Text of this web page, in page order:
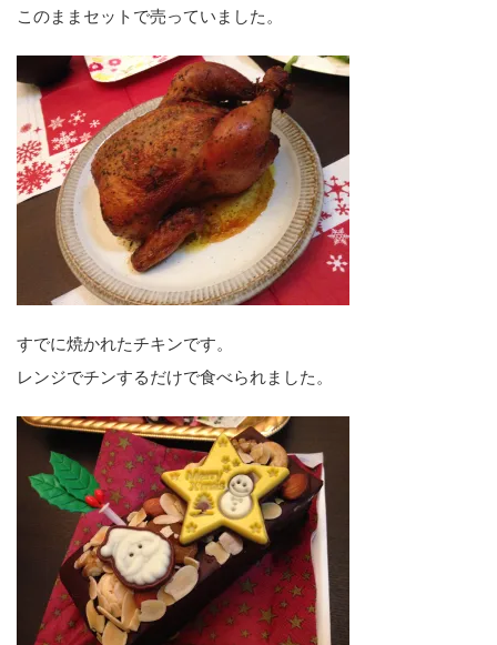
このままセットで売っていました。
すでに焼かれたチキンです。
レンジでチンするだけで食べられました。